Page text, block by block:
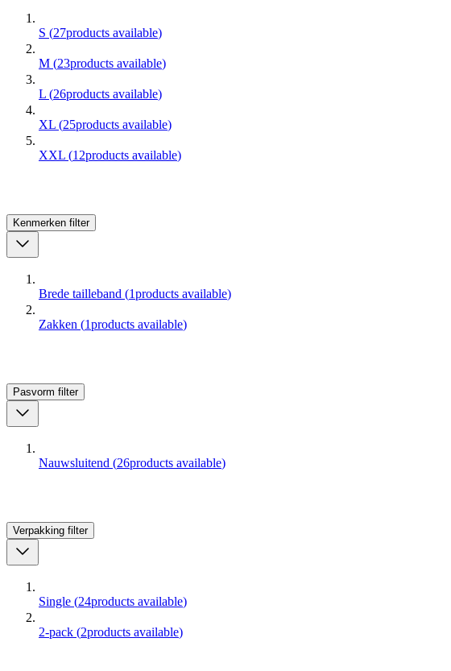
S (27products available)
M (23products available)
L (26products available)
XL (25products available)
XXL (12products available)
Kenmerken filter
Brede tailleband (1products available)
Zakken (1products available)
Pasvorm filter
Nauwsluitend (26products available)
Verpakking filter
Single (24products available)
2-pack (2products available)